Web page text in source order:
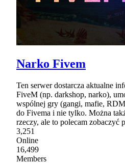
Narko Fivem
Ten serwer dostarcza aktualne
FiveM (np. darkshop, narko),
wspólnej gry (gangi, mafie,
do Fivema i nie tylko. Można
rzeczy, ale to polecam zobaczyć
3,251
Online
16,499
Members